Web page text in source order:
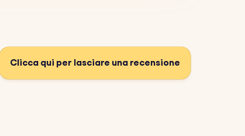
quotidiano, garantendo che il
Clicca qui per lasciare una recensione